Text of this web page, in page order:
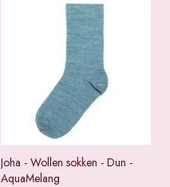
Joha - Wollen sokken - Dun -
AquaMelang